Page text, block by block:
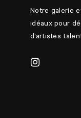
Notre galerie
idéaux pour
d’artistes